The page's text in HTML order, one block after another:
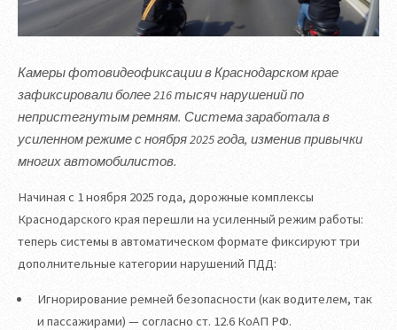
Камеры фотовидеофиксации в Краснодарском крае
зафиксировали более 216 тысяч нарушений по
непристегнутым ремням. Система заработала в
усиленном режиме с ноября 2025 года, изменив привычки
многих автомобилистов.
Начиная с 1 ноября 2025 года, дорожные комплексы
Краснодарского края перешли на усиленный режим работы:
теперь системы в автоматическом формате фиксируют три
дополнительные категории нарушений ПДД:
Игнорирование ремней безопасности (как водителем, так
и пассажирами) — согласно ст. 12.6 КоАП РФ.